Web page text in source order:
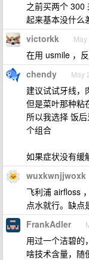
之前买两个 300
起来基本没什么
victorkk
在用 usmile ，
chendy May
建议试试牙线，
但是菜叶那种粘
所以我选择 饭
个组合
如果症状没有缓
wuxkwnjjwoxk
飞利浦 airfloss
点水就行。缺点
FrankAdler
用过一个洁碧的
啥技术含量，随